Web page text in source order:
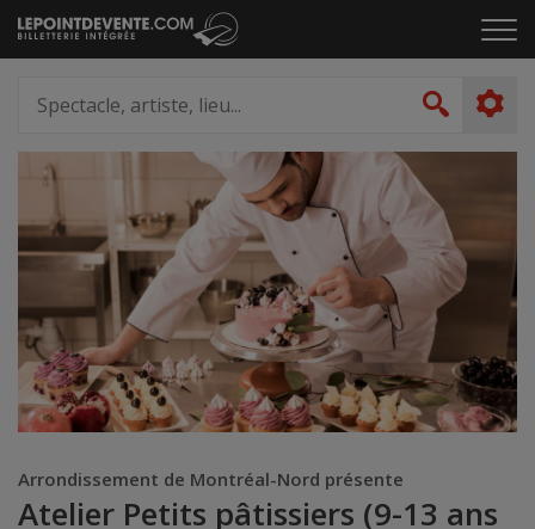
Passer
au
le
artiste,
lieu...
Arrondissement de Montréal-Nord présente
Atelier Petits pâtissiers (9-13 ans